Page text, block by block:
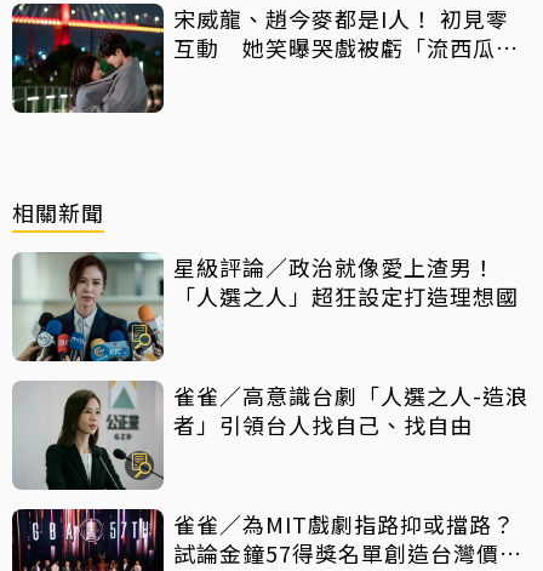
宋威龍、趙今麥都是I人！ 初見零
互動 她笑曝哭戲被虧「流西瓜
相關新聞
星級評論／政治就像愛上渣男！
「人選之人」超狂設定打造理想國
雀雀／高意識台劇「人選之人-造浪
者」引領台人找自己、找自由
雀雀／為MIT戲劇指路抑或擋路？
試論金鐘57得獎名單創造台灣價值